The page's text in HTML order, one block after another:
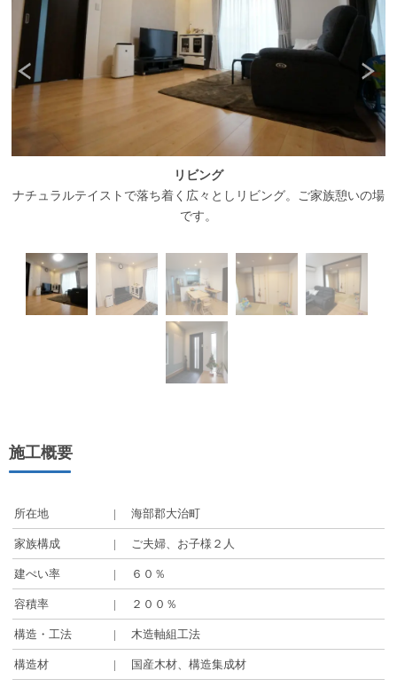
リビング
ナチュラルテイストで落ち着く広々としリビング。ご家族憩いの場
です。
施工概要
所在地 海部郡大治町
家族構成 ご夫婦、お子様２人
建ぺい率 ６０％
容積率 ２００％
構造・工法 木造軸組工法
構造材 国産木材、構造集成材